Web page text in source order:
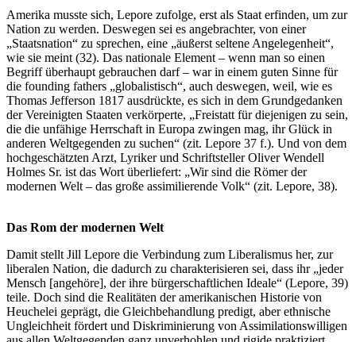
Amerika musste sich, Lepore zufolge, erst als Staat erfinden, um zur
Nation zu werden. Deswegen sei es angebrachter, von einer
„Staatsnation“ zu sprechen, eine „äußerst seltene Angelegenheit“,
wie sie meint (32). Das nationale Element – wenn man so einen
Begriff überhaupt gebrauchen darf – war in einem guten Sinne für
die founding fathers „globalistisch“, auch deswegen, weil, wie es
Thomas Jefferson 1817 ausdrückte, es sich in dem Grundgedanken
der Vereinigten Staaten verkörperte, „Freistatt für diejenigen zu sein,
die die unfähige Herrschaft in Europa zwingen mag, ihr Glück in
anderen Weltgegenden zu suchen“ (zit. Lepore 37 f.). Und von dem
hochgeschätzten Arzt, Lyriker und Schriftsteller Oliver Wendell
Holmes Sr. ist das Wort überliefert: „Wir sind die Römer der
modernen Welt – das große assimilierende Volk“ (zit. Lepore, 38).
Das Rom der modernen Welt
Damit stellt Jill Lepore die Verbindung zum Liberalismus her, zur
liberalen Nation, die dadurch zu charakterisieren sei, dass ihr „jeder
Mensch [angehöre], der ihre bürgerschaftlichen Ideale“ (Lepore, 39)
teile. Doch sind die Realitäten der amerikanischen Historie von
Heuchelei geprägt, die Gleichbehandlung predigt, aber ethnische
Ungleichheit fördert und Diskriminierung von Assimilationswilligen